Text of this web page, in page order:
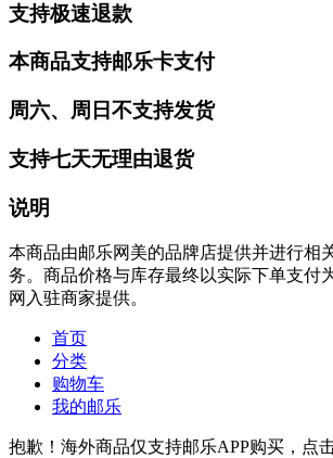
支持极速退款
本商品支持邮乐卡支付
周六、周日不支持发货
支持七天无理由退货
说明
本商品由邮乐网美的品牌店提供并进行相
务。商品价格与库存最终以实际下单支付
网入驻商家提供。
首页
分类
购物车
我的邮乐
抱歉！海外商品仅支持邮乐APP购买，点